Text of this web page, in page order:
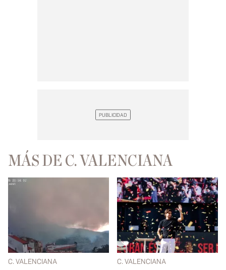
MÁS DE C. VALENCIANA
C. VALENCIANA C. VALENCIANA